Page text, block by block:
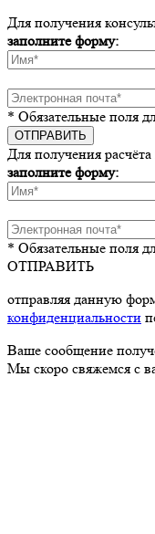
Для получения
заполните форму:
* Обязательные поля
Для получения
заполните форму:
* Обязательные поля
ОТПРАВИТЬ
отправляя данную
конфиденциальности
Ваше сообщение
Мы скоро свяжемся с